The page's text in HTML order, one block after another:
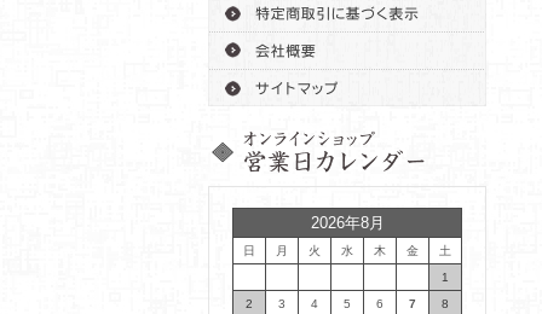
2026年8月
日 月 火 水 木 金
土
1
2
3 4 5 6 7
8